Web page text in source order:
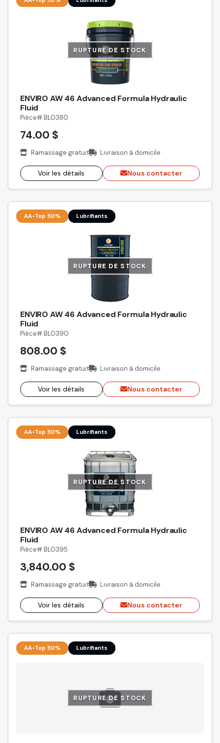
RUPTURE DE STOCK
ENVIRO AW 46 Advanced Formula Hydraulic
Fluid
Pièce# BL0380
74.00 $
Ramassage gratuit Livraison à domicile
Voir les détails Nous contacter
AA-Top 50% Lubrifiants
RUPTURE DE STOCK
ENVIRO AW 46 Advanced Formula Hydraulic
Fluid
Pièce# BL0390
808.00 $
Ramassage gratuit Livraison à domicile
Voir les détails Nous contacter
AA-Top 50% Lubrifiants
RUPTURE DE STOCK
ENVIRO AW 46 Advanced Formula Hydraulic
Fluid
Pièce# BL0395
3,840.00 $
Ramassage gratuit Livraison à domicile
Voir les détails Nous contacter
AA-Top 50% Lubrifiants
RUPTURE DE STOCK